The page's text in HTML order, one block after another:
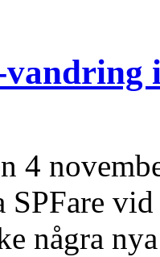
4
SPFare
några